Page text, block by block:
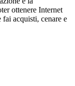
ottenere Internet
acquisti, cenare e